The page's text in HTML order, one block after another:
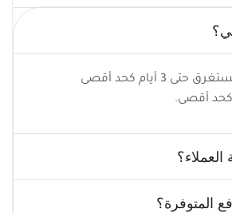
التوصيل داخل عمان يستغرق حتى 3 أيام كحد أقصى
المتوفرة؟